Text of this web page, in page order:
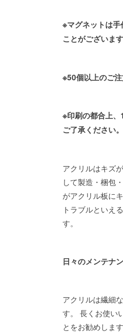
※マグネットは
ことがございま
※50個以上のご
※印刷の都合上
ご了承ください。
アクリルはキズ
して製造・梱包
がアクリル板に
トラブルといえ
す。
日々のメンテナ
アクリルは繊細
す。 長くお使い
とをお勧めします